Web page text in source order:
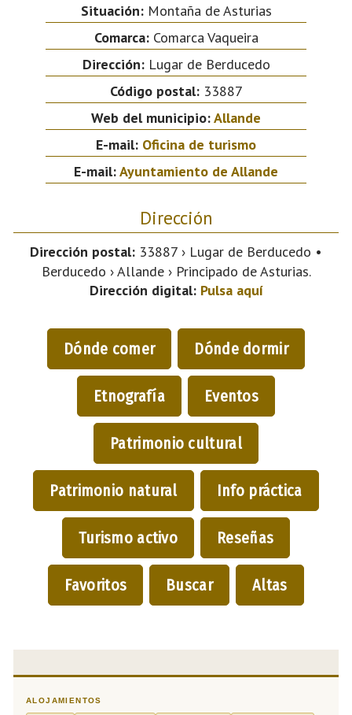
Situación:Montaña de Asturias
Comarca:Comarca Vaqueira
Dirección:Lugar de Berducedo
Código postal:33887
Web del municipio:Allande
E-mail: Oficina de turismo
E-mail:Ayuntamiento de Allande
Dirección
Dirección postal: 33887 › Lugar de Berducedo •
Berducedo › Allande › Principado de Asturias.
Dirección digital: Pulsa aquí
Dónde comer Dónde dormir
Etnografía Eventos
Patrimonio cultural
Patrimonio natural Info práctica
Turismo activo Reseñas
Favoritos Buscar Altas